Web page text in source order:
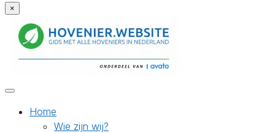
×
Home
Wie zijn wij?